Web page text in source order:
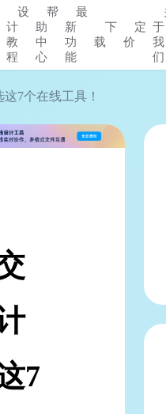
设
计
教
程
帮
助
中
心
最
新
功
能
下
载
定
价
于
我
们
7个在线工具！
7